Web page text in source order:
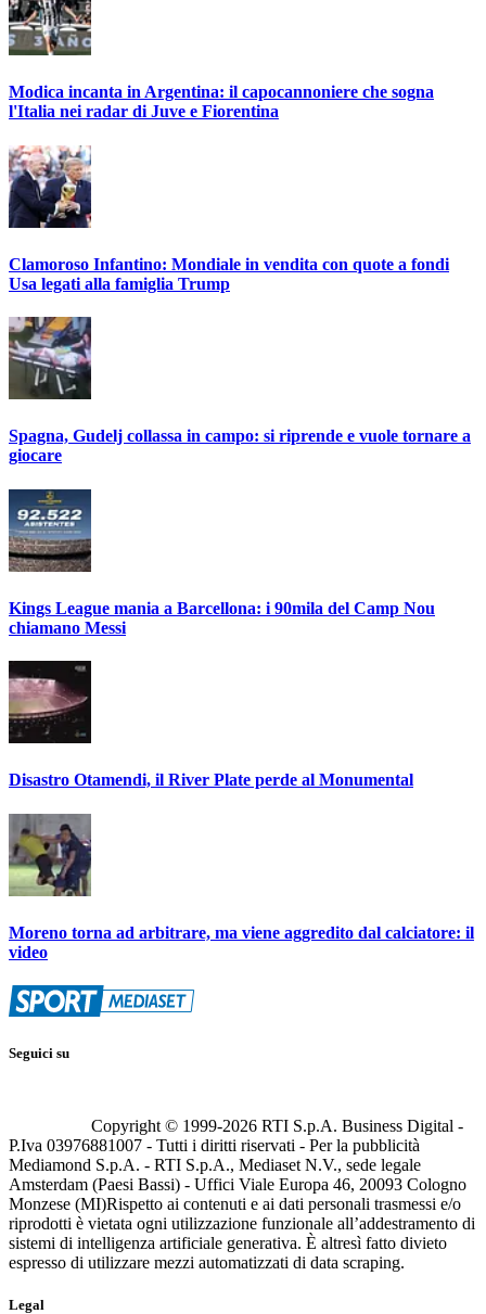
Modica incanta in Argentina: il capocannoniere che sogna
l'Italia nei radar di Juve e Fiorentina
Clamoroso Infantino: Mondiale in vendita con quote a fondi
Usa legati alla famiglia Trump
Spagna, Gudelj collassa in campo: si riprende e vuole tornare a
giocare
Kings League mania a Barcellona: i 90mila del Camp Nou
chiamano Messi
Disastro Otamendi, il River Plate perde al Monumental
Moreno torna ad arbitrare, ma viene aggredito dal calciatore: il
video
Seguici su
Copyright © 1999-2026 RTI S.p.A. Business Digital -
P.Iva 03976881007 - Tutti i diritti riservati - Per la pubblicità
Mediamond S.p.A. - RTI S.p.A., Mediaset N.V., sede legale
Amsterdam (Paesi Bassi) - Uffici Viale Europa 46, 20093 Cologno
Monzese (MI)Rispetto ai contenuti e ai dati personali trasmessi e/o
riprodotti è vietata ogni utilizzazione funzionale all’addestramento di
sistemi di intelligenza artificiale generativa. È altresì fatto divieto
espresso di utilizzare mezzi automatizzati di data scraping.
Legal